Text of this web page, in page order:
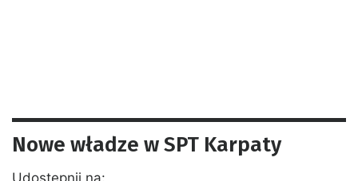
Nowe władze w SPT Karpaty
Udostępnij na: